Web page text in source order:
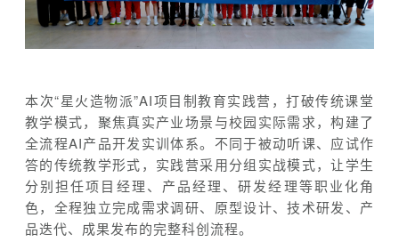
本次“星火造物派”AI项目制教育实践营，打破传统课堂
教学模式，聚焦真实产业场景与校园实际需求，构建了
全流程AI产品开发实训体系。不同于被动听课、应试作
答的传统教学形式，实践营采用分组实战模式，让学生
分别担任项目经理、产品经理、研发经理等职业化角
色，全程独立完成需求调研、原型设计、技术研发、产
品迭代、成果发布的完整科创流程。